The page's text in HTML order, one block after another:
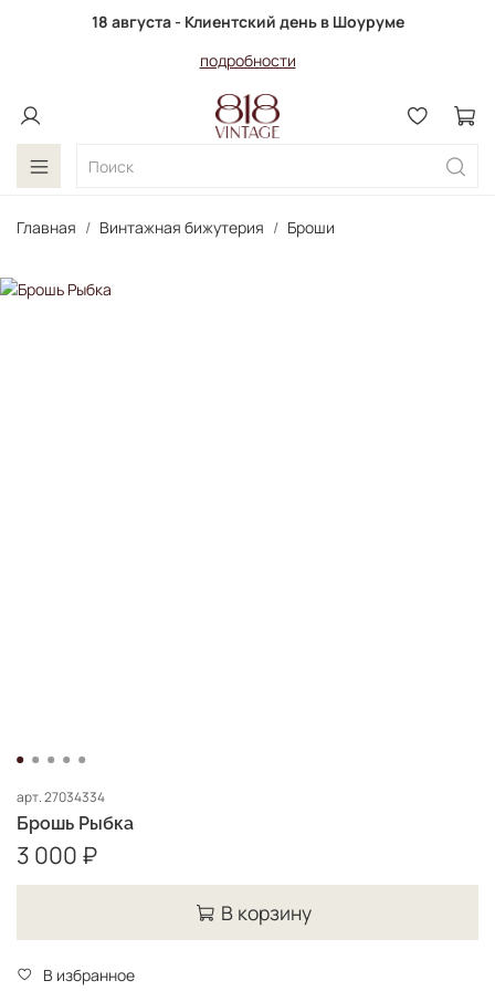
18 августа - Клиентский день в Шоуруме
подробности
Главная Винтажная бижутерия Броши
арт.27034334
Брошь Рыбка
3 000 ₽
В корзину
В избранное